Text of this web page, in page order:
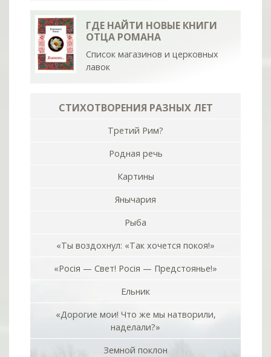
ГДЕ НАЙТИ НОВЫЕ КНИГИ
ОТЦА РОМАНА
Список магазинов и церковных
лавок
СТИХОТВОРЕНИЯ РАЗНЫХ ЛЕТ
Третий Рим?
Родная речь
Картины
Янычария
Рыба
«Ты воздохнул: «Так хочется покоя!»
«Росiя — Свет! Росiя — Предстоянье!»
Ельник
«Дорогие мои! Что же мы натворили,
наделали?»
Земной поклон